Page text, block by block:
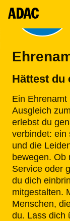
Der
Hättest du
Ein
Ausgleich
erlebst du
verbindet: ein
und die
bewegen. Ob
Service oder
du dich
mitgestalten.
Menschen,
du. Lass dich
Ehrenamts-
Community!